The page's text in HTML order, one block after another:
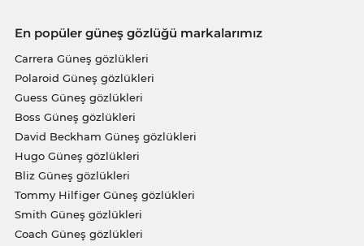
En popüler güneş gözlüğü markalarımız
Carrera Güneş gözlükleri
Polaroid Güneş gözlükleri
Guess Güneş gözlükleri
Boss Güneş gözlükleri
David Beckham Güneş gözlükleri
Hugo Güneş gözlükleri
Bliz Güneş gözlükleri
Tommy Hilfiger Güneş gözlükleri
Smith Güneş gözlükleri
Coach Güneş gözlükleri